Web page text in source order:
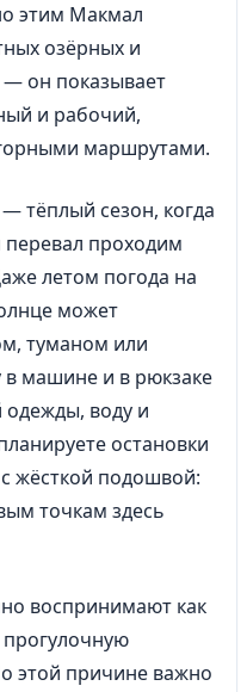
этим Макмал
озёрных и
— он показывает
и рабочий,
маршрутами.
тёплый сезон, когда
перевал проходим
летом погода на
может
туманом или
машине и в рюкзаке
одежды, воду и
остановки
жёсткой подошвой:
точкам здесь
воспринимают как
прогулочную
этой причине важно